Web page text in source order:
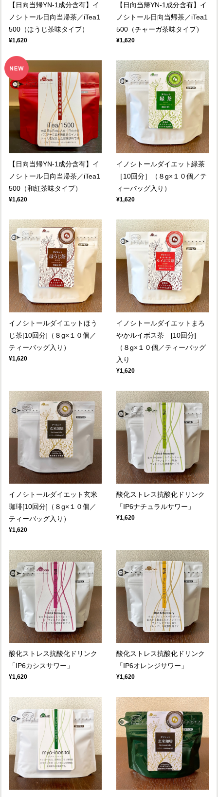
【日向当帰YN-1成分含有】イ
ノシトール日向当帰茶／iTea1
500（ほうじ茶味タイプ）
¥1,620
【日向当帰YN-1成分含有】イ
ノシトール日向当帰茶／iTea1
500（チャーガ茶味タイプ）
¥1,620
【日向当帰YN-1成分含有】イ
ノシトール日向当帰茶／iTea1
500（和紅茶味タイプ）
¥1,620
イノシトールダイエット緑茶
［10回分］（８g×１０個／テ
ィーバッグ入り）
¥1,620
イノシトールダイエットほう
じ茶[10回分]（８g×１０個／
ティーバッグ入り）
¥1,620
イノシトールダイエットまろ
やかルイボス茶 [10回分]
（８g×１０個／ティーバッグ
入り
¥1,620
イノシトールダイエット玄米
珈琲[10回分]（８g×１０個／
ティーバッグ入り）
¥1,620
酸化ストレス抗酸化ドリンク
「IP6ナチュラルサワー」
¥1,620
酸化ストレス抗酸化ドリンク
「IP6カシスサワー」
¥1,620
酸化ストレス抗酸化ドリンク
「IP6オレンジサワー」
¥1,620